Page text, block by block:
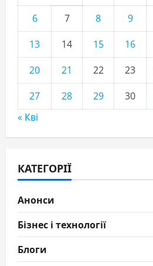
6 7 8 9
13
14 15 16
20
21 22 23
27
28 29 30
« Кві
КАТЕГОРІЇ
Анонси
Бізнес і технології
Блоги